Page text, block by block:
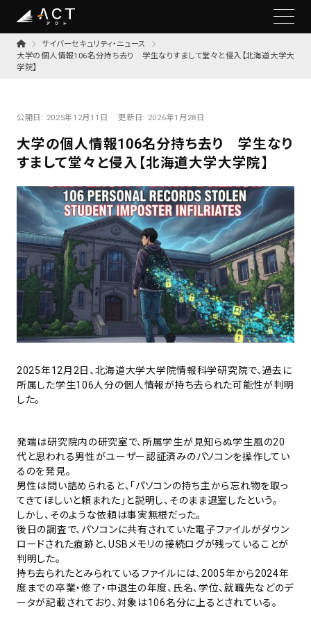
サイバーセキュリティ・ニュース
大学の個人情報106名分持ち去り 学生なりすまして堂々と侵入【北海道大学大
学院】
公開日: 2025年12月11日 更新日: 2026年1月28日
大学の個人情報106名分持ち去り 学生なり
すまして堂々と侵入【北海道大学大学院】
2025年12月2日、北海道大学大学院情報科学研究院で、過去に
所属した学生106人分の個人情報が持ち去られた可能性が判明
した。
発端は研究院内の研究室で、所属学生が見知らぬ学生風の20
代と思われる男性がユーザー認証済みのパソコンを操作してい
るのを発見。
男性は問い詰められると、「パソコンの持ち主から忘れ物を取っ
てきてほしいと頼まれた」と説明し、そのまま退室したという。
しかし、そのような依頼は事実無根だった。
後日の調査で、パソコンに共有されていた電子ファイルがダウン
ロードされた痕跡と、USBメモリの接続ログが残っていることが
判明した。
持ち去られたとみられているファイルには、2005年から2024年
度までの卒業・修了・中退生の年度、氏名、学位、就職先などのデ
ータが記載されており、対象は106名分に上るとされている。